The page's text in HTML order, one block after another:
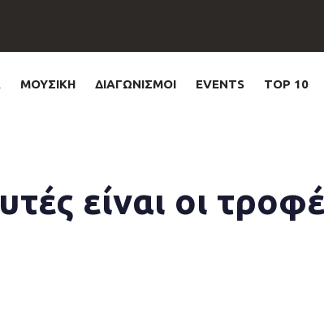
ΜΟΥΣΙΚΗ ΔΙΑΓΩΝΙΣΜΟΙ EVENTS TOP 10
είναι οι